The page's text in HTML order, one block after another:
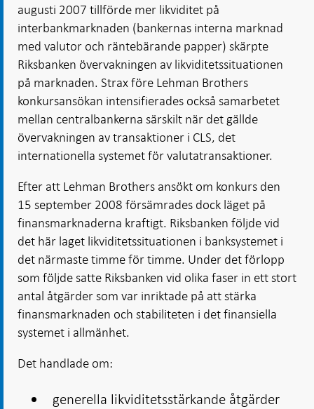
augusti 2007 tillförde mer likviditet på
interbankmarknaden (bankernas interna marknad
med valutor och räntebärande papper) skärpte
Riksbanken övervakningen av likviditetssituationen
på marknaden. Strax före Lehman Brothers
konkursansökan intensifierades också samarbetet
mellan centralbankerna särskilt när det gällde
övervakningen av transaktioner i CLS, det
internationella systemet för valutatransaktioner.
Efter att Lehman Brothers ansökt om konkurs den
15 september 2008 försämrades dock läget på
finansmarknaderna kraftigt. Riksbanken följde vid
det här laget likviditetssituationen i banksystemet i
det närmaste timme för timme. Under det förlopp
som följde satte Riksbanken vid olika faser in ett stort
antal åtgärder som var inriktade på att stärka
finansmarknaden och stabiliteten i det finansiella
systemet i allmänhet.
Det handlade om:
generella likviditetsstärkande åtgärder